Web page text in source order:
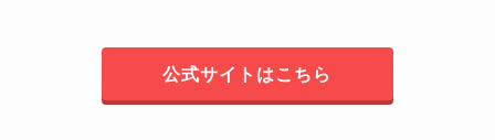
公式サイトはこちら